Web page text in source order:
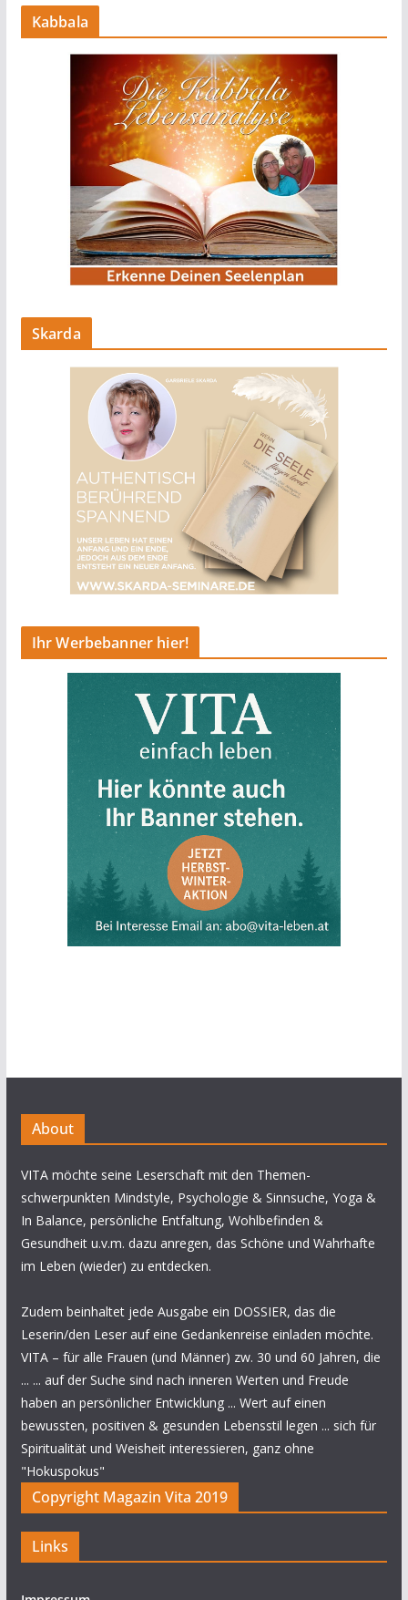
Kabbala
Skarda
Ihr Werbebanner hier!
About
VITA möchte seine Leserschaft mit den Themen-
schwerpunkten Mindstyle, Psychologie & Sinnsuche, Yoga &
In Balance, persönliche Entfaltung, Wohlbefinden &
Gesundheit u.v.m. dazu anregen, das Schöne und Wahrhafte
im Leben (wieder) zu entdecken.
Zudem beinhaltet jede Ausgabe ein DOSSIER, das die
Leserin/den Leser auf eine Gedankenreise einladen möchte.
VITA – für alle Frauen (und Männer) zw. 30 und 60 Jahren, die
... ... auf der Suche sind nach inneren Werten und Freude
haben an persönlicher Entwicklung ... Wert auf einen
bewussten, positiven & gesunden Lebensstil legen ... sich für
Spiritualität und Weisheit interessieren, ganz ohne
"Hokuspokus"
Copyright Magazin Vita 2019
Links